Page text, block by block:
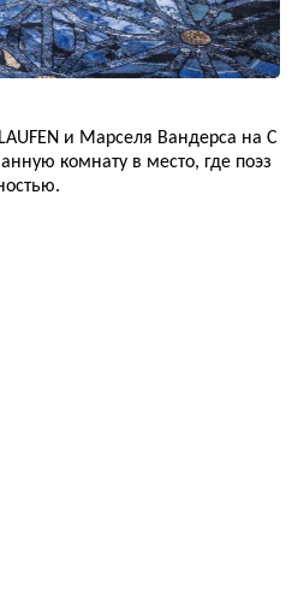
и Марселя Вандерса на C
комнату в место, где поэз